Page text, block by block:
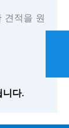
견적을 원
니다.